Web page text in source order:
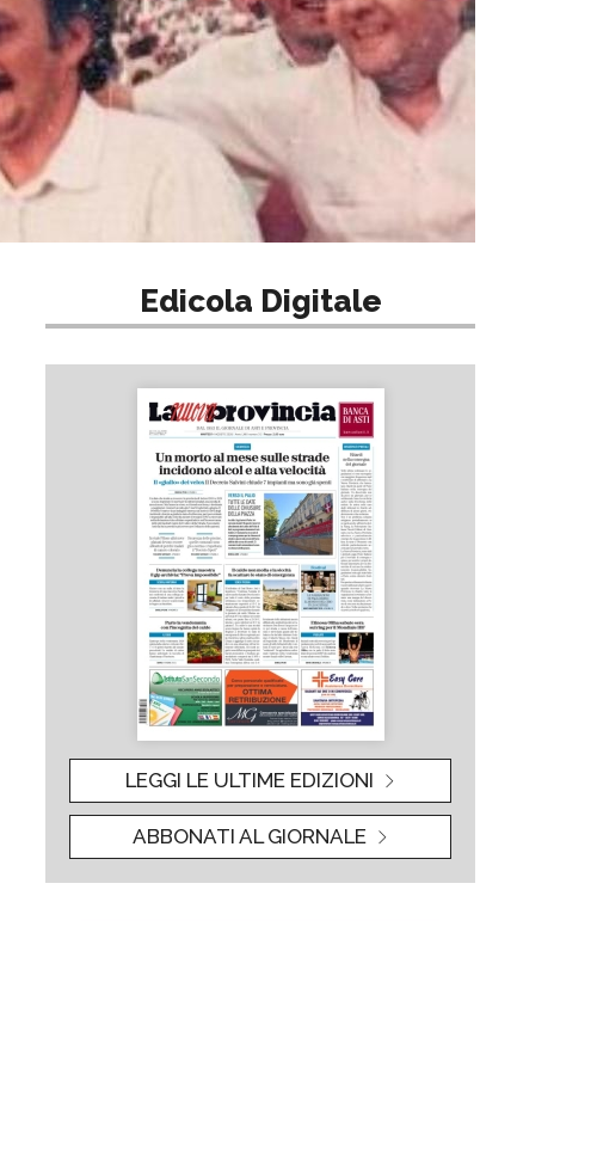
Edicola Digitale
LEGGI LE ULTIME EDIZIONI
ABBONATI AL GIORNALE